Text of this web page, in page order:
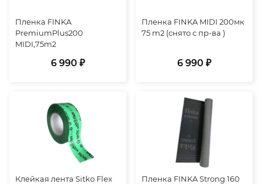
Пленка FINKA
PremiumPlus200
MIDI,75m2
6 990 ₽
Пленка FINKA MIDI 200мк
75 m2 (снято с пр-ва )
6 990 ₽
Клейкая лента Sitko Flex
Пленка FINKA Strong 160